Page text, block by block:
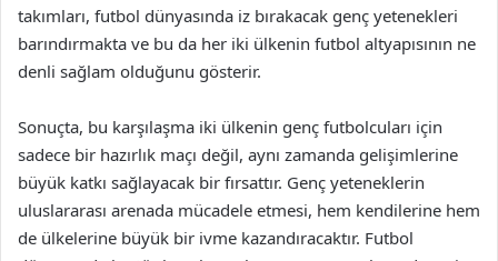
takımları, futbol dünyasında iz bırakacak genç yetenekleri
barındırmakta ve bu da her iki ülkenin futbol altyapısının ne
denli sağlam olduğunu gösterir.
Sonuçta, bu karşılaşma iki ülkenin genç futbolcuları için
sadece bir hazırlık maçı değil, aynı zamanda gelişimlerine
büyük katkı sağlayacak bir fırsattır. Genç yeteneklerin
uluslararası arenada mücadele etmesi, hem kendilerine hem
de ülkelerine büyük bir ivme kazandıracaktır. Futbol